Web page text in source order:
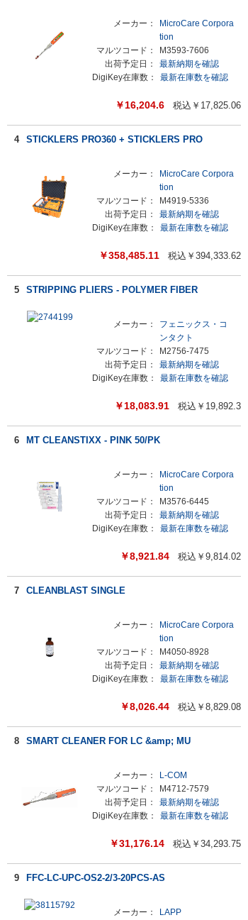
メーカー：
MicroCare Corpora
tion
マルツコード：
M3593-7606
出荷予定日：
最新納期を確認
DigiKey在庫数：
最新在庫数を確認
￥16,204.6 税込￥ 17,825.06
4 STICKLERS PRO360 + STICKLERS PRO
メーカー：
MicroCare Corpora
tion
マルツコード：
M4919-5336
出荷予定日：
最新納期を確認
DigiKey在庫数：
最新在庫数を確認
￥358,485.11 税込￥ 394,333.62
5 STRIPPING PLIERS - POLYMER FIBER
メーカー：
フェニックス・コ
ンタクト
マルツコード：
M2756-7475
出荷予定日：
最新納期を確認
DigiKey在庫数：
最新在庫数を確認
￥18,083.91 税込￥ 19,892.3
6 MT CLEANSTIXX - PINK 50/PK
メーカー：
MicroCare Corpora
tion
マルツコード：
M3576-6445
出荷予定日：
最新納期を確認
DigiKey在庫数：
最新在庫数を確認
￥8,921.84 税込￥ 9,814.02
7 CLEANBLAST SINGLE
メーカー：
MicroCare Corpora
tion
マルツコード：
M4050-8928
出荷予定日：
最新納期を確認
DigiKey在庫数：
最新在庫数を確認
￥8,026.44 税込￥ 8,829.08
8 SMART CLEANER FOR LC &amp; MU
メーカー：
L-COM
マルツコード：
M4712-7579
出荷予定日：
最新納期を確認
DigiKey在庫数：
最新在庫数を確認
￥31,176.14 税込￥ 34,293.75
9 FFC-LC-UPC-OS2-2/3-20PCS-AS
メーカー：
LAPP